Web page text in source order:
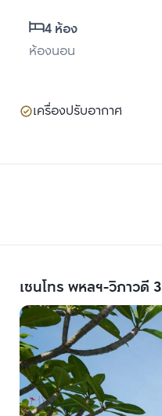
4 ห้อง
ห้องนอน
เครื่องปรับอากาศ
เซนโทร พหลฯ-วิภาวดี 3